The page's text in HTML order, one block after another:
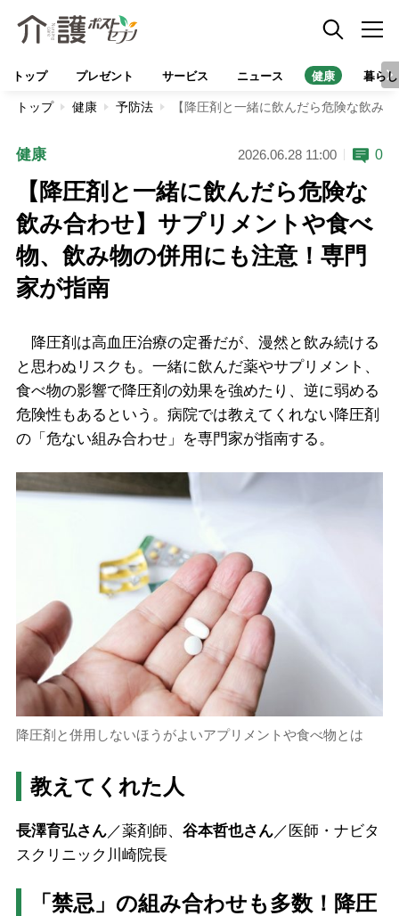
トップ プレゼント サービス ニュース 健康 暮らし
トップ 健康 予防法 【降圧剤と一緒に飲んだら危険な飲み
健康 2026.06.28 11:00 0
【降圧剤と一緒に飲んだら危険な
飲み合わせ】サプリメントや食べ
物、飲み物の併用にも注意！専門
家が指南
降圧剤は高血圧治療の定番だが、漫然と飲み続ける
と思わぬリスクも。一緒に飲んだ薬やサプリメント、
食べ物の影響で降圧剤の効果を強めたり、逆に弱める
危険性もあるという。病院では教えてくれない降圧剤
の「危ない組み合わせ」を専門家が指南する。
降圧剤と併用しないほうがよいアプリメントや食べ物とは
教えてくれた人
長澤育弘さん／薬剤師、 谷本哲也さん／医師・ナビタ
スクリニック川崎院長
「禁忌」の組み合わせも多数！降圧